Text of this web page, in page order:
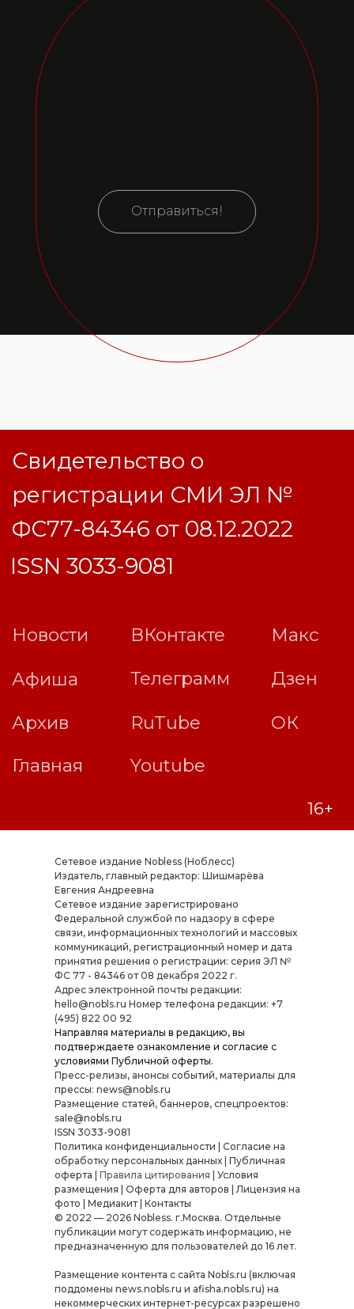
Отправиться!
Сетевое издание Nobless (Ноблесс)
Издатель, главный редактор: Шишмарёва
Евгения Андреевна
Cетевое издание зарегистрировано
Федеральной службой по надзору в сфере
связи, информационных технологий и массовых
коммуникаций, регистрационный номер и дата
принятия решения о регистрации: серия ЭЛ №
ФС 77 - 84346 от 08 декабря 2022 г.
Адрес электронной почты редакции:
hello@nobls.ru Номер телефона редакции: +7
(495) 822 00 92
Направляя материалы в редакцию, вы
подтверждаете ознакомление и согласие с
условиями Публичной оферты.
Пресс-релизы, анонсы событий, материалы для
прессы: news@nobls.ru
Размещение статей, баннеров, спецпроектов:
sale@nobls.ru
ISSN 3033-9081
Политика конфиденциальности
Согласие на
обработку персональных данных| Публичная
оферта
Правила цитирования
Условия
размещения
Оферта для авторов |Лицензия на
фото
Медиакит| Контакты
© 2022 — 2026 Nobless. г.Москва. Отдельные
публикации могут содержать информацию, не
предназначенную для пользователей до 16 лет.
Размещение контента с сайта Nobls.ru (включая
поддомены news.nobls.ru и afisha.nobls.ru) на
некоммерческих интернет-ресурсах разрешено